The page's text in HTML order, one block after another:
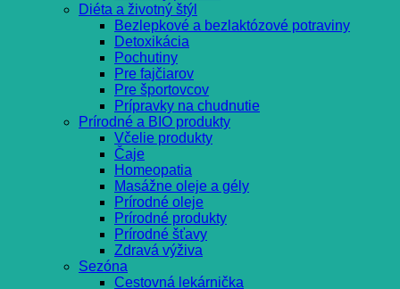
Diéta a životný štýl
Bezlepkové a bezlaktózové potraviny
Detoxikácia
Pochutiny
Pre fajčiarov
Pre športovcov
Prípravky na chudnutie
Prírodné a BIO produkty
Včelie produkty
Čaje
Homeopatia
Masážne oleje a gély
Prírodné oleje
Prírodné produkty
Prírodné šťavy
Zdravá výživa
Sezóna
Cestovná lekárnička